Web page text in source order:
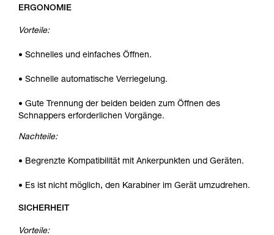
ERGONOMIE
Vorteile:
• Schnelles und einfaches Öffnen.
• Schnelle automatische Verriegelung.
• Gute Trennung der beiden beiden zum Öffnen des
Schnappers erforderlichen Vorgänge.
Nachteile:
• Begrenzte Kompatibilität mit Ankerpunkten und Geräten.
• Es ist nicht möglich, den Karabiner im Gerät umzudrehen.
SICHERHEIT
Vorteile: